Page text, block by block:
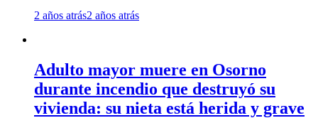
2 años atrás2 años atrás
Adulto mayor muere en Osorno
durante incendio que destruyó su
vivienda: su nieta está herida y grave